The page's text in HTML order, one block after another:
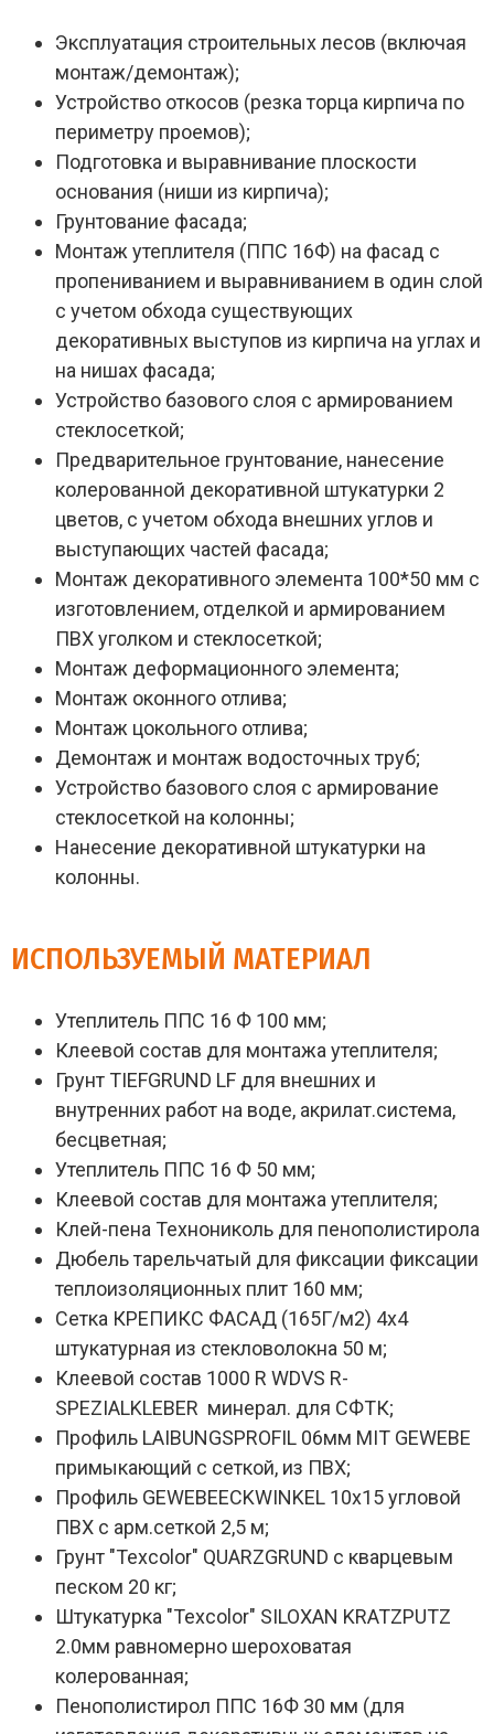
Эксплуатация строительных лесов (включая
монтаж/демонтаж);
Устройство откосов (резка торца кирпича по
периметру проемов);
Подготовка и выравнивание плоскости
основания (ниши из кирпича);
Грунтование фасада;
Монтаж утеплителя (ППС 16Ф) на фасад с
пропениванием и выравниванием в один слой
с учетом обхода существующих
декоративных выступов из кирпича на углах и
на нишах фасада;
Устройство базового слоя с армированием
стеклосеткой;
Предварительное грунтование, нанесение
колерованной декоративной штукатурки 2
цветов, с учетом обхода внешних углов и
выступающих частей фасада;
Монтаж декоративного элемента 100*50 мм с
изготовлением, отделкой и армированием
ПВХ уголком и стеклосеткой;
Монтаж деформационного элемента;
Монтаж оконного отлива;
Монтаж цокольного отлива;
Демонтаж и монтаж водосточных труб;
Устройство базового слоя с армирование
стеклосеткой на колонны;
Нанесение декоративной штукатурки на
колонны.
ИСПОЛЬЗУЕМЫЙ МАТЕРИАЛ
Утеплитель ППС 16 Ф 100 мм;
Клеевой состав для монтажа утеплителя;
Грунт TIEFGRUND LF для внешних и
внутренних работ на воде, акрилат.система,
бесцветная;
Утеплитель ППС 16 Ф 50 мм;
Клеевой состав для монтажа утеплителя;
Клей-пена Технониколь для пенополистирола
Дюбель тарельчатый для фиксации фиксации
теплоизоляционных плит 160 мм;
Сетка КРЕПИКС ФАСАД (165Г/м2) 4х4
штукатурная из стекловолокна 50 м;
Клеевой состав 1000 R WDVS R-
SPEZIALKLEBER минерал. для СФТК;
Профиль LAIBUNGSPROFIL 06мм MIT GEWEBE
примыкающий с сеткой, из ПВХ;
Профиль GEWEBEECKWINKEL 10х15 угловой
ПВХ с арм.сеткой 2,5 м;
Грунт "Texcolor" QUARZGRUND с кварцевым
песком 20 кг;
Штукатурка "Texcolor" SILOXAN KRATZPUTZ
2.0мм равномерно шероховатая
колерованная;
Пенополистирол ППС 16Ф 30 мм (для